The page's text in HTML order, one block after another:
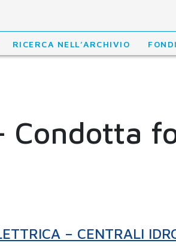
RICERCA NELL’ARCHIVIO
Condotta
– CENTRALI